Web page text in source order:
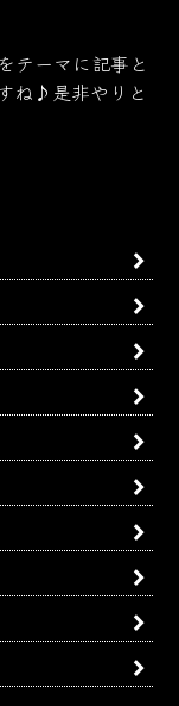
テーマに記事と
ね♪是非やりと